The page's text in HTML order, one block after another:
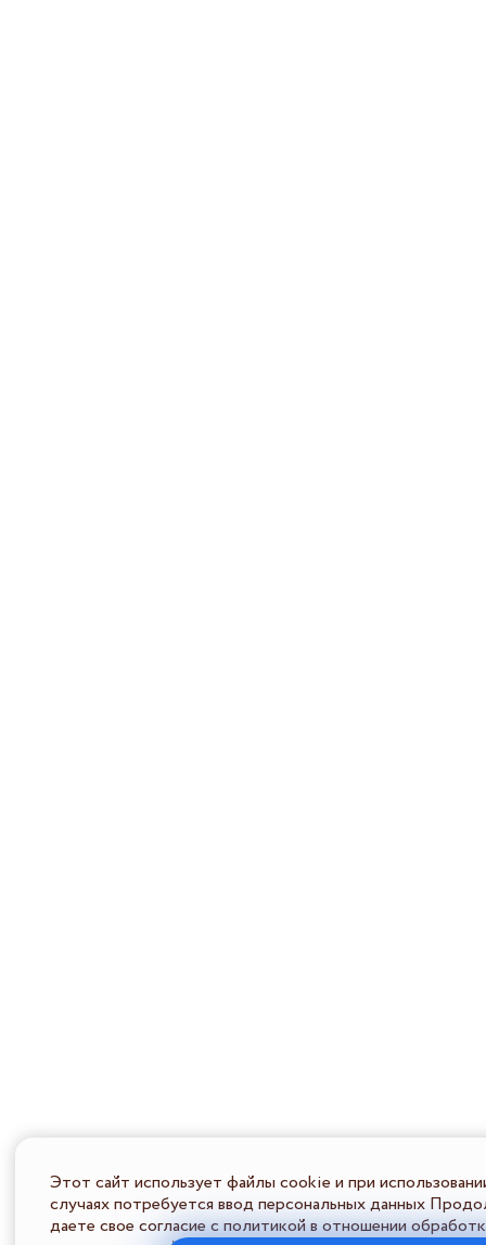
Этот сайт использует файлы cookie и при
случаях потребуется ввод персональных данных
даете свое согласие с политикой в отношении